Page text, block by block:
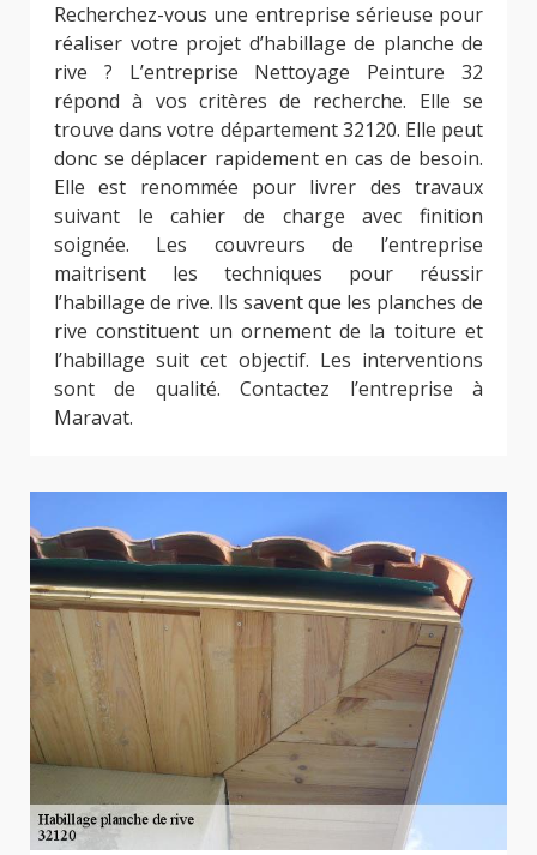
Recherchez-vous une entreprise sérieuse pour
réaliser votre projet d’habillage de planche de
rive ? L’entreprise Nettoyage Peinture 32
répond à vos critères de recherche. Elle se
trouve dans votre département 32120. Elle peut
donc se déplacer rapidement en cas de besoin.
Elle est renommée pour livrer des travaux
suivant le cahier de charge avec finition
soignée. Les couvreurs de l’entreprise
maitrisent les techniques pour réussir
l’habillage de rive. Ils savent que les planches de
rive constituent un ornement de la toiture et
l’habillage suit cet objectif. Les interventions
sont de qualité. Contactez l’entreprise à
Maravat.